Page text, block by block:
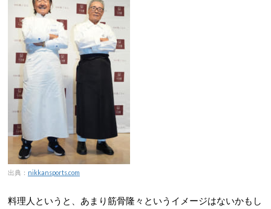
出典： nikkansports.com
料理人というと、あまり筋骨隆々というイメージはないかもし